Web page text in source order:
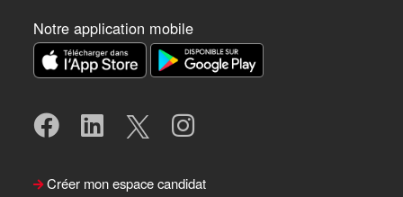
Notre application mobile
Créer mon espace candidat